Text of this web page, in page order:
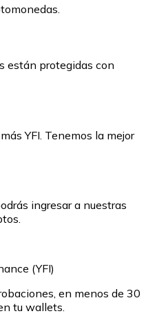
están protegidas con
YFI. Tenemos la mejor
ingresar a nuestras
(YFI)
en menos de 30
tu wallets.